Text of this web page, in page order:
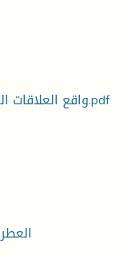
واقع العلاقات العامة في جامعة محمد بوضياف بالمسيلة.pdf